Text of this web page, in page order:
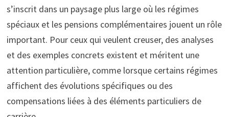
s’inscrit dans un paysage plus large où les régimes
spéciaux et les pensions complémentaires jouent un rôle
important. Pour ceux qui veulent creuser, des analyses
et des exemples concrets existent et méritent une
attention particulière, comme lorsque certains régimes
affichent des évolutions spécifiques ou des
compensations liées à des éléments particuliers de